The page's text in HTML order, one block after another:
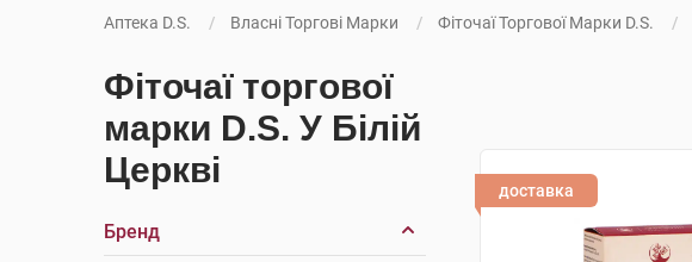
Аптека D.S. Власні Торгові Марки Фіточаї Торгової Марки D.S.
Фіточаї торгової
марки D.S. У Білій
Церкві
Бренд
доставка